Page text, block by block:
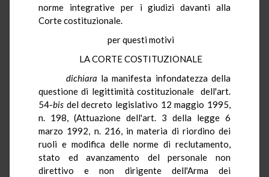
norme integrative per i giudizi davanti alla
Corte costituzionale.
per questi motivi
LA CORTE COSTITUZIONALE
dichiara la manifesta infondatezza della
questione di legittimità costituzionale dell'art.
54-bis del decreto legislativo 12 maggio 1995,
n. 198, (Attuazione dell'art. 3 della legge 6
marzo 1992, n. 216, in materia di riordino dei
ruoli e modifica delle norme di reclutamento,
stato ed avanzamento del personale non
direttivo e non dirigente dell'Arma dei